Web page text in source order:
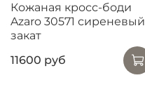
Кожаная кросс-боди
Azaro 30571 сиреневый
закат
11600 руб